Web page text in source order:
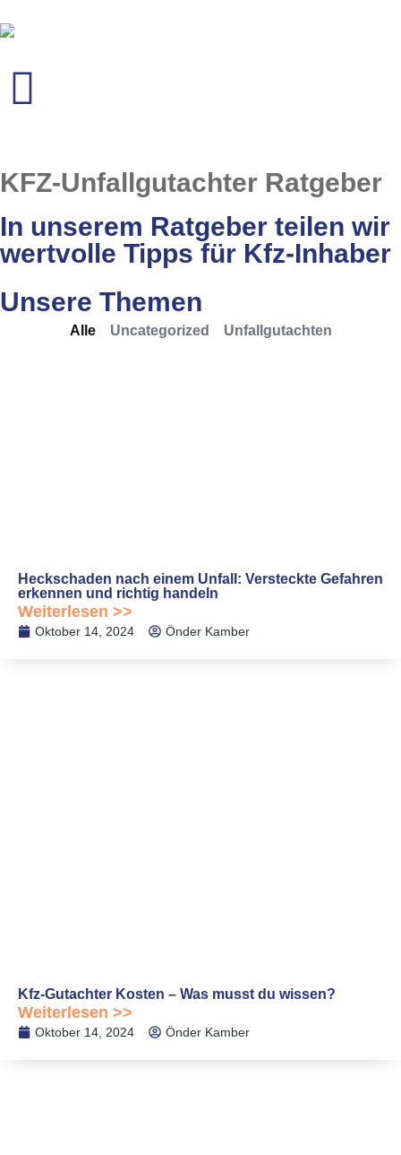
KFZ-Unfallgutachter Ratgeber
In unserem Ratgeber teilen wir
wertvolle Tipps für Kfz-Inhaber
Unsere Themen
Uncategorized Unfallgutachten
Alle
Heckschaden nach einem Unfall: Versteckte Gefahren
erkennen und richtig handeln
Weiterlesen >>
Oktober 14, 2024 Önder Kamber
Kfz-Gutachter Kosten – Was musst du wissen?
Weiterlesen >>
Oktober 14, 2024 Önder Kamber